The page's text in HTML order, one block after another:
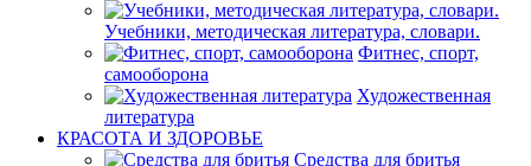
Учебники, методическая литература, словари.
Фитнес, спорт,
самооборона
Художественная
литература
КРАСОТА И ЗДОРОВЬЕ
Средства для бритья